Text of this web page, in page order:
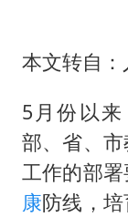
本文转自
5月份以
部、省、
工作的部
康防线，